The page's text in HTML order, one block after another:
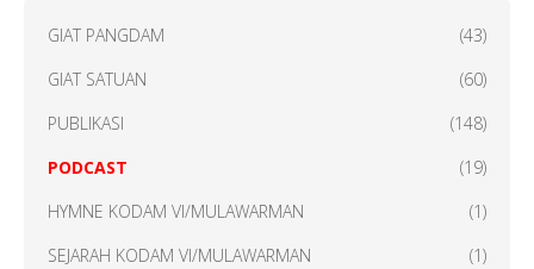
GIAT PANGDAM
(43)
GIAT SATUAN
(60)
PUBLIKASI
(148)
PODCAST
(19)
HYMNE KODAM VI/MULAWARMAN
(1)
SEJARAH KODAM VI/MULAWARMAN
(1)